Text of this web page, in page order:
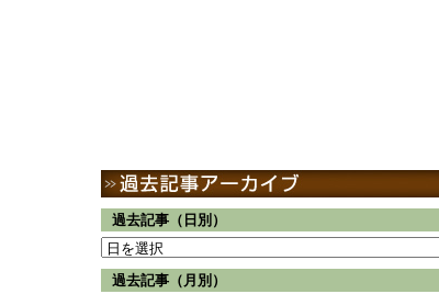
過去記事（日別）
過去記事（月別）